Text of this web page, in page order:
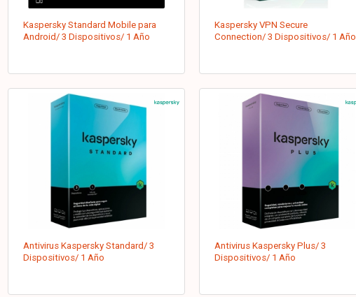
Kaspersky Standard Mobile para
Android/ 3 Dispositivos/ 1 Año
Kaspersky VPN Secure
Connection/ 3 Dispositivos/ 1 Año
Antivirus Kaspersky Standard/ 3
Dispositivos/ 1 Año
Antivirus Kaspersky Plus/ 3
Dispositivos/ 1 Año